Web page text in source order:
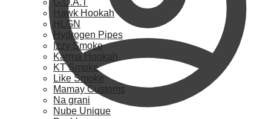
G.O.A.T
Hawk Hookah
HLGN
Hydrogen Pipes
Izzy Smoke
Karma Hookah
KT Smoke
Like Smoke
Mamay Customs
Na grani
Nube Unique